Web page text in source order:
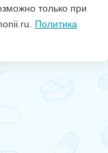
только при
Политика